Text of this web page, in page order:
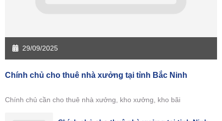
29/09/2025
Chính chủ cho thuê nhà xưởng tại tỉnh Bắc Ninh
Chính chủ cần cho thuê nhà xưởng, kho xưởng, kho bãi